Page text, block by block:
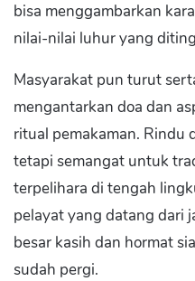
bisa menggambarkan
nilai-nilai luhur yang
Masyarakat pun turut
mengantarkan doa dan
ritual pemakaman. Rindu
tetapi semangat untuk
terpelihara di tengah
pelayat yang datang dari
besar kasih dan hormat
sudah pergi.